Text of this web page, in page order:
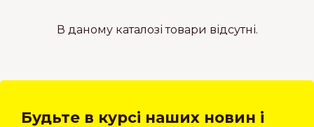
В даному каталозі товари відсутні.
Будьте в курсі наших новин і